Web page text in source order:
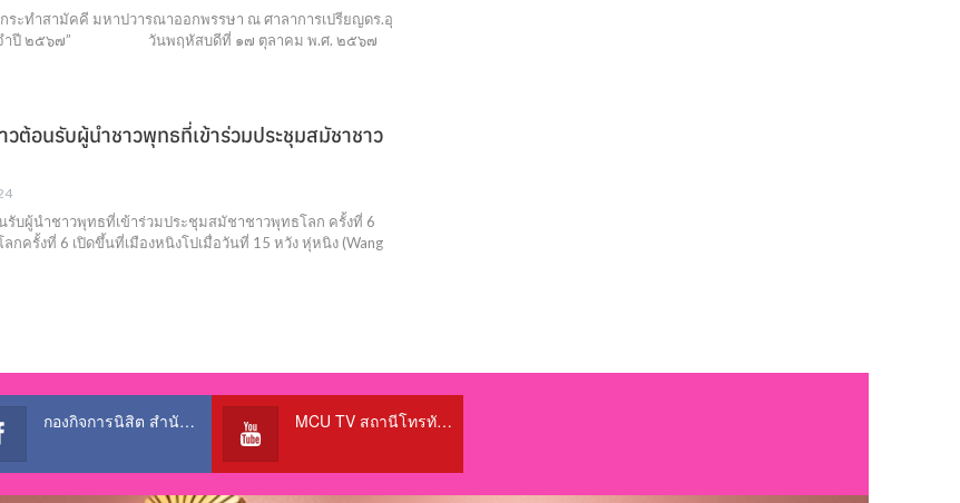
ระทำสามัคคี มหาปวารณาออกพรรษา ณ ศาลาการเปรียญดร.อุ
ระจำปี ๒๕๖๗” วันพฤหัสบดีที่ ๑๗ ตุลาคม พ.ศ. ๒๕๖๗
ต้อนรับผู้นำชาวพุทธที่เข้าร่วมประชุมสมัชาชาว
รับผู้นำชาวพุทธที่เข้าร่วมประชุมสมัชาชาวพุทธโลก ครั้งที่ 6
กครั้งที่ 6 เปิดขึ้นที่เมืองหนิงโปเมื่อวันที่ 15 หวัง หุ่หนิง (Wang
กองกิจการนิสิต สำนักงานอธิการบดี MCU TV สถานีโทรทัศน์เพื่อการศึกษา @OfficialTBCChannel